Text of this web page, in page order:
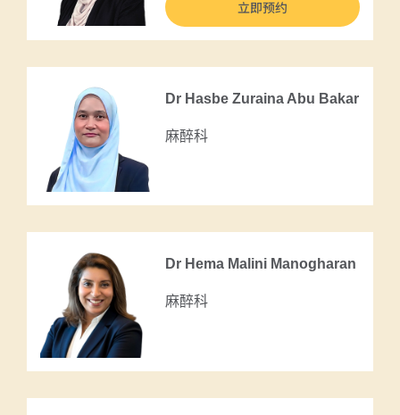
立即预约
Dr Hasbe Zuraina Abu Bakar
麻醉科
Dr Hema Malini Manogharan
麻醉科